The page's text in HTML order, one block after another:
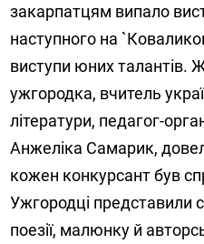
закарпатцям випало
наступного на
виступи юних талантів.
ужгородка, вчитель
літератури, педагог-
Анжеліка Самарик,
кожен конкурсант був
Ужгородці представили
поезії, малюнку й